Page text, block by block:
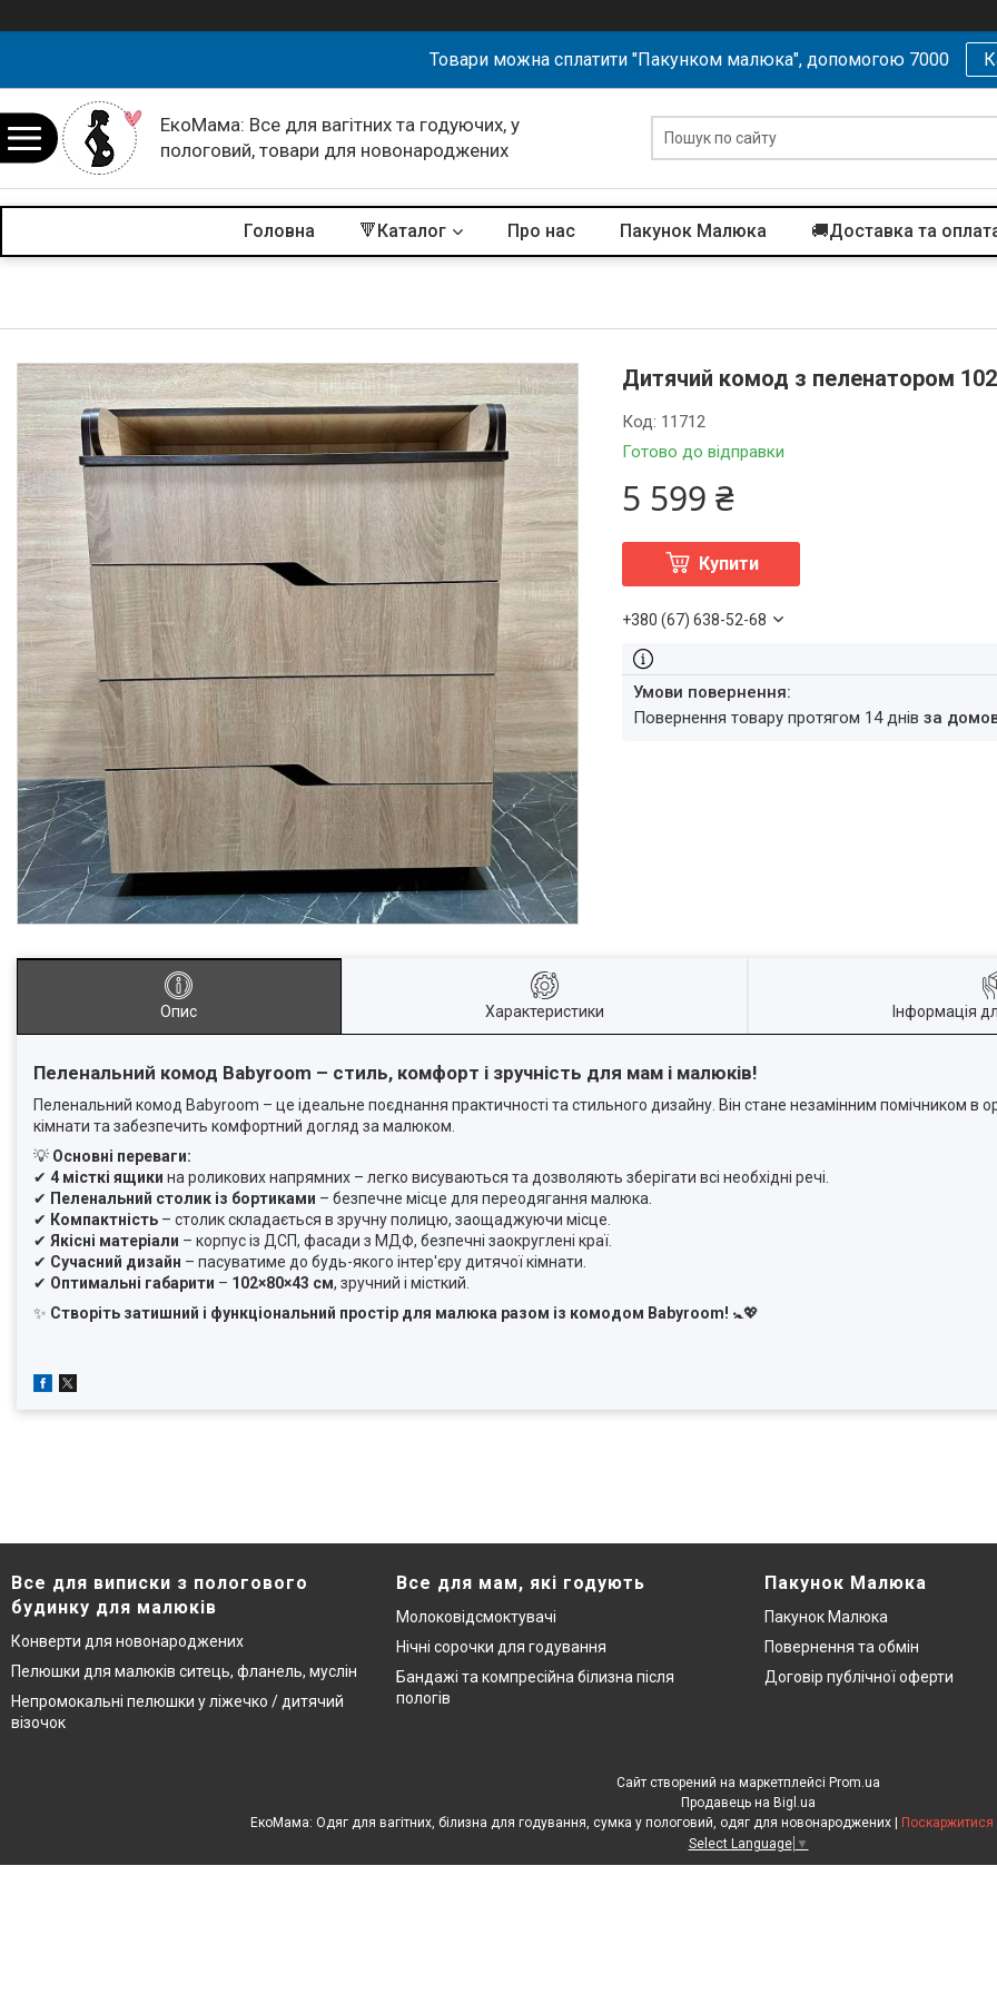
Товари можна сплатити "Пакунком малюка", допомогою 7000
ЕкоМама: Все для вагітних та годуючих, у
пологовий, товари для новонароджених
Головна 🔻Каталог Про нас Пакунок Малюка 🚚Доставка та
Дитячий комод з пеленатором
Готово до відправки
Код: 11712
5 599 ₴
Купити
+380 (67) 638-52-68
повернення товару протягом 14 днівза
Опис Характеристики Інформація
Пеленальний комод Babyroom – стиль, комфорт і зручність для мам і малюків!
Пеленальний комод Babyroom – це ідеальне поєднання практичності та стильного дизайну. Він стане незамінним помічником в
кімнати та забезпечить комфортний догляд за малюком.
💡 Основні переваги:
✔ 4 місткі ящики на роликових напрямних – легко висуваються та дозволяють зберігати всі необхідні речі.
✔ Пеленальний столик із бортиками – безпечне місце для переодягання малюка.
✔ Компактність – столик складається в зручну полицю, заощаджуючи місце.
✔ Якісні матеріали – корпус із ДСП, фасади з МДФ, безпечні заокруглені краї.
✔ Сучасний дизайн – пасуватиме до будь-якого інтер'єру дитячої кімнати.
✔ Оптимальні габарити – 102×80×43 см, зручний і місткий.
✨ Створіть затишний і функціональний простір для малюка разом із комодом Babyroom! 🚼💖
Все для виписки з пологового
будинку для малюків
Конверти для новонароджених
Пелюшки для малюків ситець, фланель, муслін
Непромокальні пелюшки у ліжечко / дитячий
візочок
Все для мам, які годують
Молоковідсмоктувачі
Нічні сорочки для годування
Бандажі та компресійна білизна після
пологів
Пакунок Малюка
Пакунок Малюка
Повернення та обмін
Договір публічної оферти
Сайт створений на маркетплейсі Prom.ua
Продавець на Bigl.ua
Поскаржитися
Select Language ▼